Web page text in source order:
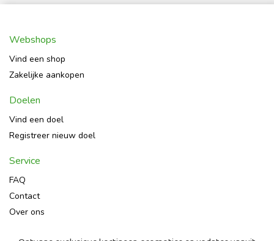
Webshops
Vind een shop
Zakelijke aankopen
Doelen
Vind een doel
Registreer nieuw doel
Service
FAQ
Contact
Over ons